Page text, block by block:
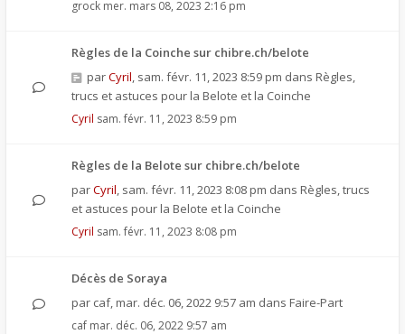
grock mer. mars 08, 2023 2:16 pm
Règles de la Coinche sur chibre.ch/belote
parCyril, sam. févr. 11, 2023 8:59 pm dans Règles,
trucs et astuces pour la Belote et la Coinche
Cyril sam. févr. 11, 2023 8:59 pm
Règles de la Belote sur chibre.ch/belote
parCyril, sam. févr. 11, 2023 8:08 pm dans Règles, trucs
et astuces pour la Belote et la Coinche
Cyril sam. févr. 11, 2023 8:08 pm
Décès de Soraya
par caf, mar. déc. 06, 2022 9:57 am dans Faire-Part
caf mar. déc. 06, 2022 9:57 am